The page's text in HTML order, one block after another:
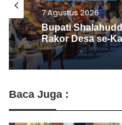
6 Agustus 2026
Barito Utara Kaji
Pemkab Bantul
Baca Juga :